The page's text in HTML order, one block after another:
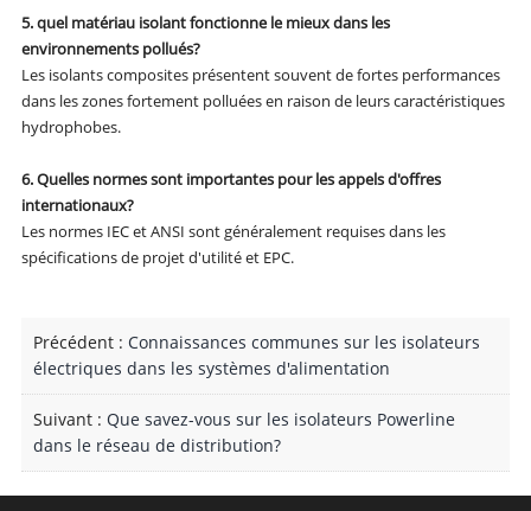
5. quel matériau isolant fonctionne le mieux dans les
environnements pollués?
Les isolants composites présentent souvent de fortes performances
dans les zones fortement polluées en raison de leurs caractéristiques
hydrophobes.
6. Quelles normes sont importantes pour les appels d'offres
internationaux?
Les normes IEC et ANSI sont généralement requises dans les
spécifications de projet d'utilité et EPC.
Précédent : Connaissances communes sur les isolateurs
électriques dans les systèmes d'alimentation
Suivant : Que savez-vous sur les isolateurs Powerline
dans le réseau de distribution?